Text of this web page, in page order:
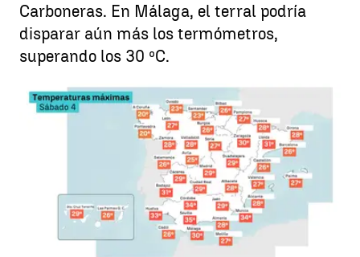
Carboneras. En Málaga, el terral podría
disparar aún más los termómetros,
superando los 30 ºC.